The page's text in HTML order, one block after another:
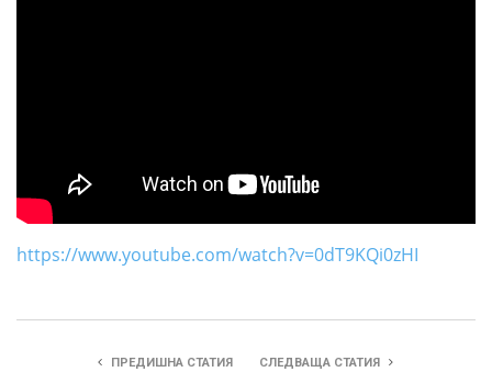
https://www.youtube.com/watch?v=0dT9KQi0zHI
ПРЕДИШНА СТАТИЯ СЛЕДВАЩА СТАТИЯ